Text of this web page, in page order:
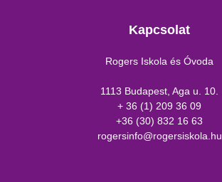
Kapcsolat
Rogers Iskola és Óvoda
1113 Budapest, Aga u. 10.
+ 36 (1) 209 36 09
+36 (30) 832 16 63
rogersinfo@rogersiskola.hu